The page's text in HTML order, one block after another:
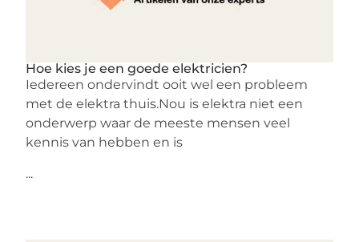
Hoe kies je een goede elektricien?
Iedereen ondervindt ooit wel een probleem
met de elektra thuis.Nou is elektra niet een
onderwerp waar de meeste mensen veel
kennis van hebben en is
...